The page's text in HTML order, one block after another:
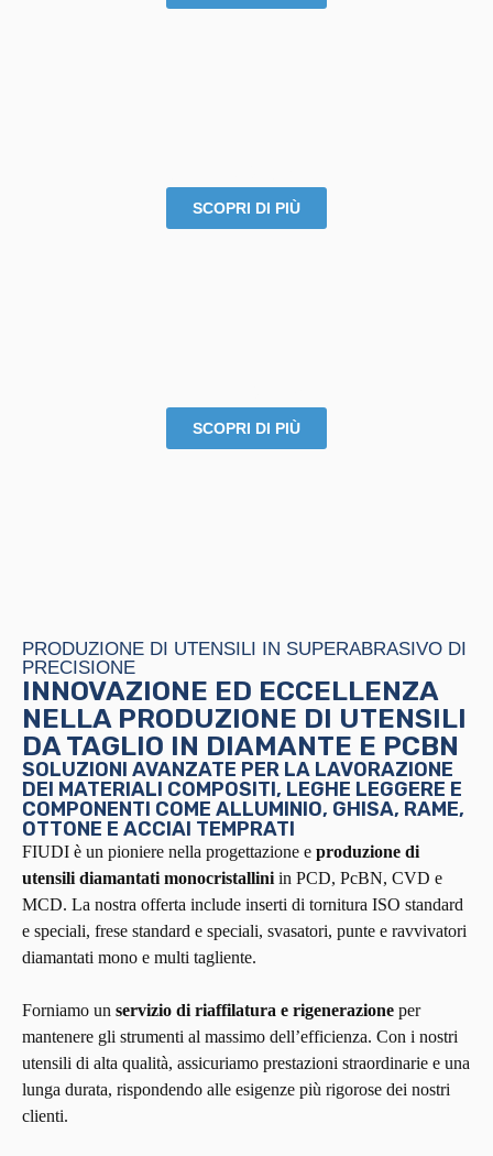
SCOPRI DI PIÙ
SCOPRI DI PIÙ
PRODUZIONE DI UTENSILI IN SUPERABRASIVO DI
PRECISIONE
INNOVAZIONE ED ECCELLENZA
NELLA PRODUZIONE DI UTENSILI
DA TAGLIO IN DIAMANTE E PCBN
SOLUZIONI AVANZATE PER LA LAVORAZIONE
DEI MATERIALI COMPOSITI, LEGHE LEGGERE E
COMPONENTI COME ALLUMINIO, GHISA, RAME,
OTTONE E ACCIAI TEMPRATI
FIUDI è un pioniere nella progettazione e produzione di
utensili diamantati monocristallini in PCD, PcBN, CVD e
MCD. La nostra offerta include inserti di tornitura ISO standard
e speciali, frese standard e speciali, svasatori, punte e ravvivatori
diamantati mono e multi tagliente.
Forniamo un servizio di riaffilatura e rigenerazione per
mantenere gli strumenti al massimo dell’efficienza. Con i nostri
utensili di alta qualità, assicuriamo prestazioni straordinarie e una
lunga durata, rispondendo alle esigenze più rigorose dei nostri
clienti.